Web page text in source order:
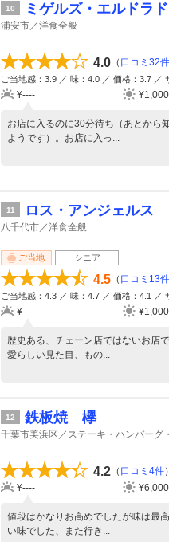
10 ミゲルズ・エルドラ
浦安市／洋食全般
4.0 （ 口コミ32件
ご当地感：3.9 ／ 味：4.0 ／ 価格：3.7 ／
¥----
お店に入るのに30分待ち（あとから
ようです）。お店に入っ...
11 ロス・アンジェルス
八千代市／洋食全般
ご当地 シニア
4.5 （ 口コミ13件
ご当地感：4.3 ／ 味：4.7 ／ 価格：4.1 ／
¥----
歴史ある、チェーン店ではないお店
愛らしい見た目、もの...
12 鉄板焼 欅
千葉市美浜区／ステーキ・ハンバーグ
4.2 （ 口コミ4件）
¥----
値段はかなりお高めでしたが味は最
い味でした、また行き...